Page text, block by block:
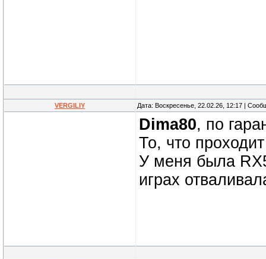
VERGILIY Дата: Воскресенье, 22.02.26, 12:17 |
Dima80, по
То, что
У меня была
играх